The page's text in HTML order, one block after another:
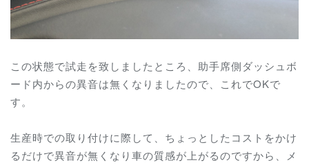
この状態で試走を致しましたところ、助手席側ダッシュボ
ード内からの異音は無くなりましたので、これでOKで
す。
生産時での取り付けに際して、ちょっとしたコストをかけ
るだけで異音が無くなり車の質感が上がるのですから、メ